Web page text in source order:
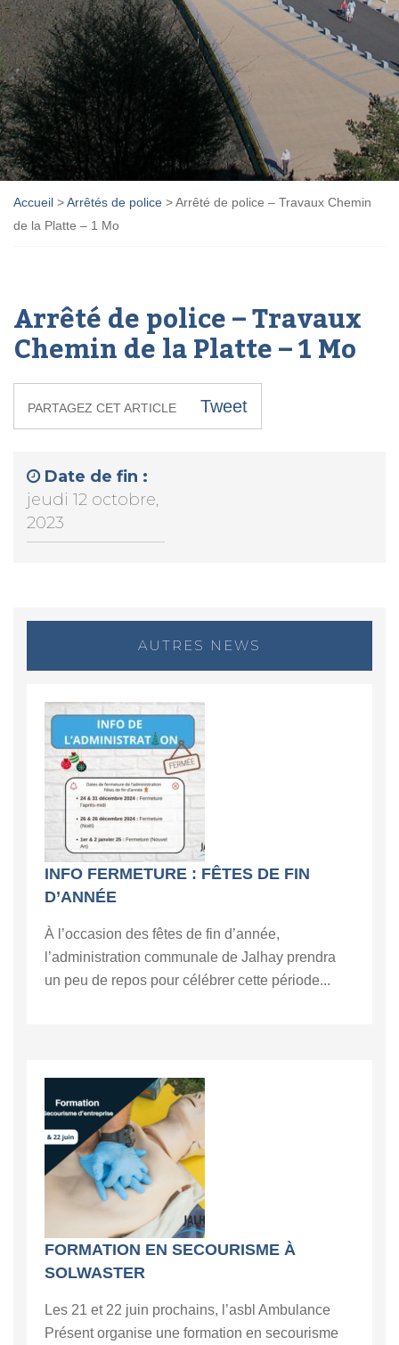
Accueil >Arrêtés de police >Arrêté de police – Travaux Chemin
de la Platte – 1 Mo
Arrêté de police – Travaux
Chemin de la Platte – 1 Mo
PARTAGEZ CET ARTICLE Tweet
Date de fin :
jeudi 12 octobre,
2023
AUTRES NEWS
INFO FERMETURE : FÊTES DE FIN
D’ANNÉE
À l’occasion des fêtes de fin d’année,
l’administration communale de Jalhay prendra
un peu de repos pour célébrer cette période...
FORMATION EN SECOURISME À
SOLWASTER
Les 21 et 22 juin prochains, l’asbl Ambulance
Présent organise une formation en secourisme